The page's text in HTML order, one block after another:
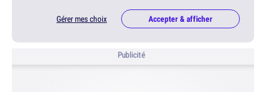
Gérer mes choix Accepter & afficher
Publicité